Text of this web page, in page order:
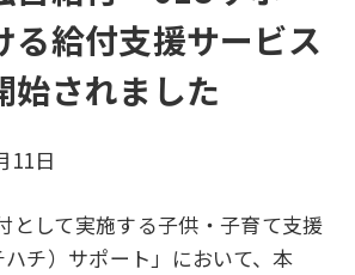
る給付支援サービス
始されました
11日
として実施する子供・子育て支援
ハチ）サポート」において、本